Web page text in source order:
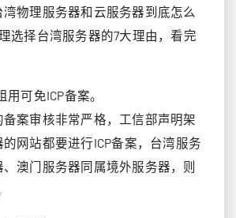
物理服务器和云服务器到底怎么
选择台湾服务器的7大理由，看完
可免ICP备案。
案审核非常严格，工信部声明架
网站都要进行ICP备案，台湾服务
澳门服务器同属境外服务器，则